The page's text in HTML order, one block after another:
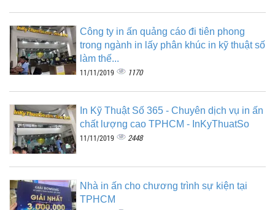
Công ty in ấn quảng cáo đi tiên phong
trong ngành in lấy phân khúc in kỹ thuật số
làm thế...
11/11/2019 1170
In Kỹ Thuật Số 365 - Chuyên dịch vụ in ấn
chất lượng cao TPHCM - InKyThuatSo
11/11/2019 2448
Nhà in ấn cho chương trình sự kiện tại
TPHCM